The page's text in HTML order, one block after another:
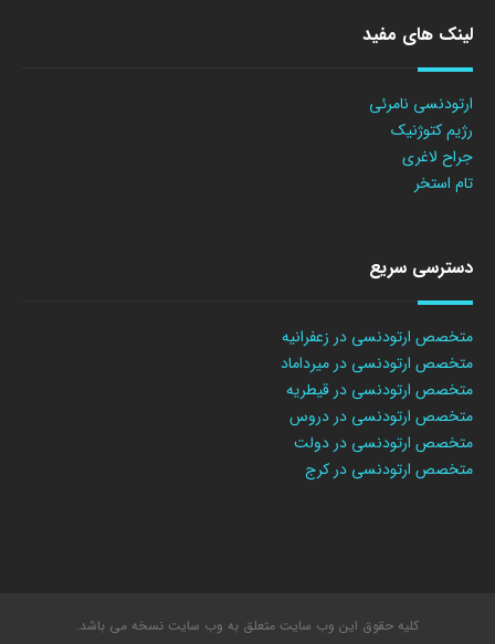
لینک های مفید
ارتودنسی نامرئی
رژیم کتوژنیک
جراح لاغری
تام استخر
دسترسی سریع
متخصص ارتودنسی در زعفرانیه
متخصص ارتودنسی در میرداماد
متخصص ارتودنسی در قیطریه
متخصص ارتودنسی در دروس
متخصص ارتودنسی در دولت
متخصص ارتودنسی در کرج
کلیه حقوق این وب سایت متعلق به وب سایت نسخه می باشد.